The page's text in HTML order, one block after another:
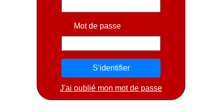
Mot de passe
J'ai oublié mon mot de passe